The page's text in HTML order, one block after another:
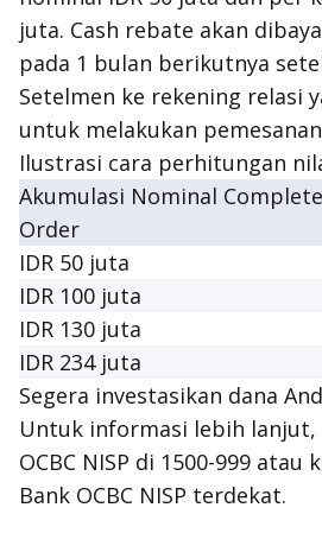
juta. Cash rebate akan
pada 1 bulan berikutnya
Setelmen ke rekening relasi
untuk melakukan pemesanan
Ilustrasi cara perhitungan
Akumulasi Nominal
Order
IDR 50 juta
IDR 100 juta
IDR 130 juta
IDR 234 juta
Segera investasikan dana
Untuk informasi lebih lanjut,
OCBC NISP di 1500-999 atau
Bank OCBC NISP terdekat.